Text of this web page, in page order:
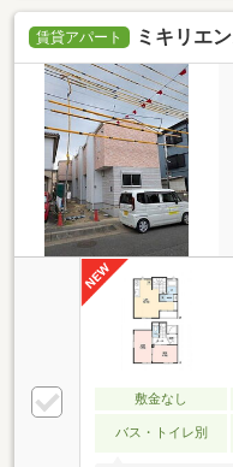
賃貸アパート ミキリエ
敷金なし
バス・トイレ別